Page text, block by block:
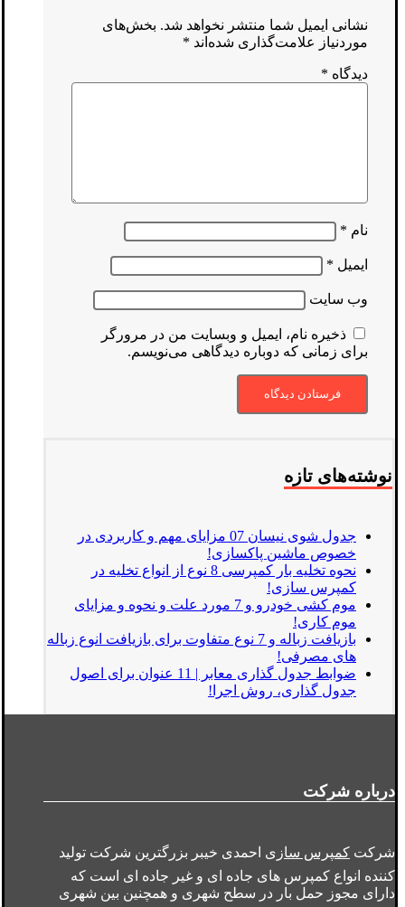
نشانی ایمیل شما منتشر نخواهد شد. بخش‌های
موردنیاز علامت‌گذاری شده‌اند *
دیدگاه *
نام *
ایمیل *
وب‌ سایت
ذخیره نام، ایمیل و وبسایت من در مرورگر
برای زمانی که دوباره دیدگاهی می‌نویسم.
نوشته‌های تازه
جدول شوی نیسان 07 مزایای مهم و کاربردی در
خصوص ماشین پاکسازی!
نحوه تخلیه بار کمپرسی 8 نوع از انواع تخلیه در
کمپرس سازی!
موم کشی خودرو و 7 مورد علت و نحوه و مزایای
موم کاری!
بازیافت زباله و 7 نوع متفاوت برای بازیافت انوع زباله
های مصرفی!
ضوابط جدول گذاری معابر | 11 عنوان برای اصول
جدول گذاری، روش اجرا!
درباره شرکت
شرکت کمپرس سازی احمدی خیبر بزرگترین شرکت تولید
کننده انواع کمپرس های جاده ای و غیر جاده ای است که
دارای مجوز حمل بار در سطح شهری و همچنین بین شهری